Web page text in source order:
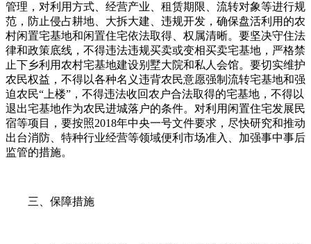
管理，对利用方式、经营产业、租赁期限、流转对象等进行规
范，防止侵占耕地、大拆大建、违规开发，确保盘活利用的农
村闲置宅基地和闲置住宅依法取得、权属清晰。要坚决守住法
律和政策底线，不得违法违规买卖或变相买卖宅基地，严格禁
止下乡利用农村宅基地建设别墅大院和私人会馆。要切实维护
农民权益，不得以各种名义违背农民意愿强制流转宅基地和强
迫农民“上楼”，不得违法收回农户合法取得的宅基地，不得以
退出宅基地作为农民进城落户的条件。对利用闲置住宅发展民
宿等项目，要按照2018年中央一号文件要求，尽快研究和推动
出台消防、特种行业经营等领域便利市场准入、加强事中事后
监管的措施。
三、保障措施